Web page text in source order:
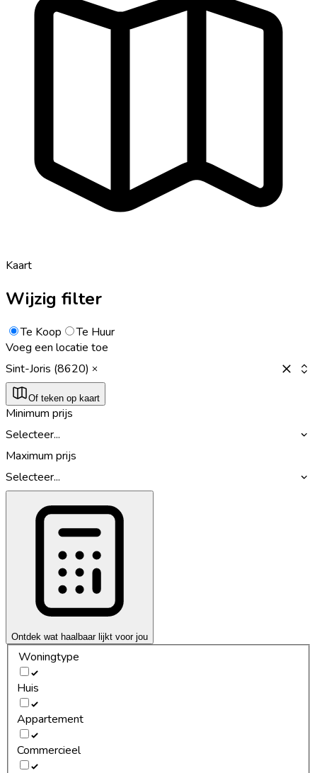
Kaart
Wijzig filter
Te Koop
Te Huur
Voeg een locatie toe
Sint-Joris (8620)
Of teken op kaart
Minimum prijs
Selecteer...
Maximum prijs
Selecteer...
Ontdek wat haalbaar lijkt voor jou
Woningtype
Huis
Appartement
Commercieel